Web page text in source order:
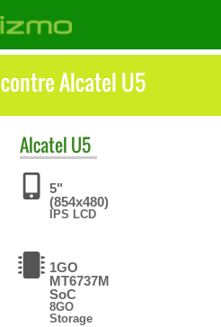
contre Alcatel U5
Alcatel U5
5"
(854x480)
IPS LCD
1GO
MT6737M
SoC
8GO
Storage